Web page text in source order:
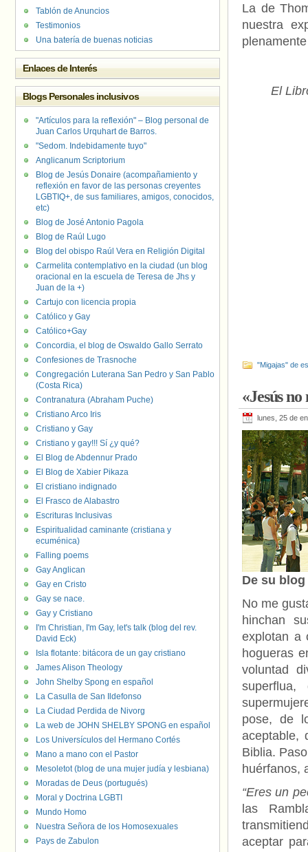
La de
nuestra
El
"Migajas" de
«Jesús
lunes, 25 de
De su blog
No me
hinchan
explotan a
hogueras
voluntad
pose, de
aceptable,
Biblia.
huérfanos,
“Eres un
las
aceptar
Tablón de Anuncios
Testimonios
Una batería de buenas noticias
Enlaces de Interés
Blogs Personales inclusivos
"Artículos para la reflexión" – Blog personal de
Juan Carlos Urquhart de Barros.
"Sedom. Indebidamente tuyo"
Anglicanum Scriptorium
Blog de Jesús Donaire (acompañamiento y
reflexión en favor de las personas creyentes
LGBTIQ+, de sus familiares, amigos, conocidos,
etc)
Blog de José Antonio Pagola
Blog de Raúl Lugo
Blog del obispo Raúl Vera en Religión Digital
Carmelita contemplativo en la ciudad (un blog
oracional en la escuela de Teresa de Jhs y
Juan de la +)
Cartujo con licencia propia
Católico y Gay
Católico+Gay
Concordia, el blog de Oswaldo Gallo Serrato
Confesiones de Trasnoche
Congregación Luterana San Pedro y San Pablo
(Costa Rica)
Contranatura (Abraham Puche)
Cristiano Arco Iris
Cristiano y Gay
Cristiano y gay!!! Sí ¿y qué?
El Blog de Abdennur Prado
El Blog de Xabier Pikaza
El cristiano indignado
El Frasco de Alabastro
Escrituras Inclusivas
Espiritualidad caminante (cristiana y
ecuménica)
Falling poems
Gay Anglican
Gay en Cristo
Gay se nace.
Gay y Cristiano
I'm Christian, I'm Gay, let's talk (blog del rev.
David Eck)
Isla flotante: bitácora de un gay cristiano
James Alison Theology
John Shelby Spong en español
La Casulla de San Ildefonso
La Ciudad Perdida de Nivorg
La web de JOHN SHELBY SPONG en español
Los Universículos del Hermano Cortés
Mano a mano con el Pastor
Mesoletot (blog de una mujer judía y lesbiana)
Moradas de Deus (portugués)
Moral y Doctrina LGBTI
Mundo Homo
Nuestra Señora de los Homosexuales
Pays de Zabulon